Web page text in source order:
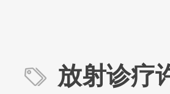
放射诊疗